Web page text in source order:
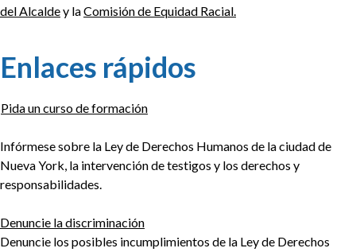
del Alcaldey laComisión de Equidad Racial.
Enlaces rápidos
Pida un curso de formación
Infórmese sobre la Ley de Derechos Humanos de la ciudad de
Nueva York, la intervención de testigos y los derechos y
responsabilidades.
Denuncie la discriminación
Denuncie los posibles incumplimientos de la Ley de Derechos